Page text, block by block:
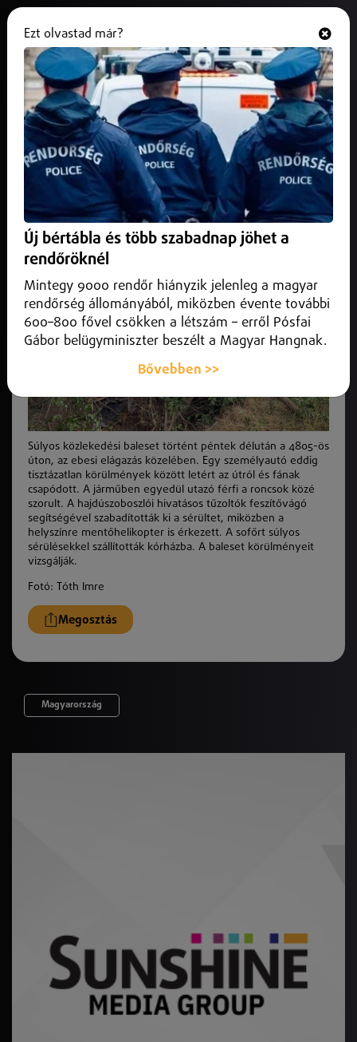
Fának csapódott egy autó Hajdú-
Biharban
2026. június 07. Hajdú-Bihar vármegye
Az ebesi elágazás közelében történt a baleset, súlyos
sérülésekkel vitték kórházba a sofőrt.
Súlyos közlekedési baleset történt péntek délután a 4805-ös
úton, az ebesi elágazás közelében. Egy személyautó eddig
tisztázatlan körülmények között letért az útról és fának
csapódott. A járműben egyedül utazó férfi a roncsok közé
szorult. A hajdúszoboszlói hivatásos tűzoltók feszítővágó
segítségével szabadították ki a sérültet, miközben a
helyszínre mentőhelikopter is érkezett. A sofőrt súlyos
sérülésekkel szállították kórházba. A baleset körülményeit
vizsgálják.
Fotó: Tóth Imre
Megosztás
Magyarország
Ezt olvastad már?
Új bértábla és több szabadnap jöhet a
rendőröknél
Mintegy 9000 rendőr hiányzik jelenleg a magyar
rendőrség állományából, miközben évente további
600–800 fővel csökken a létszám – erről Pósfai
Gábor belügyminiszter beszélt a Magyar Hangnak.
Bővebben >>